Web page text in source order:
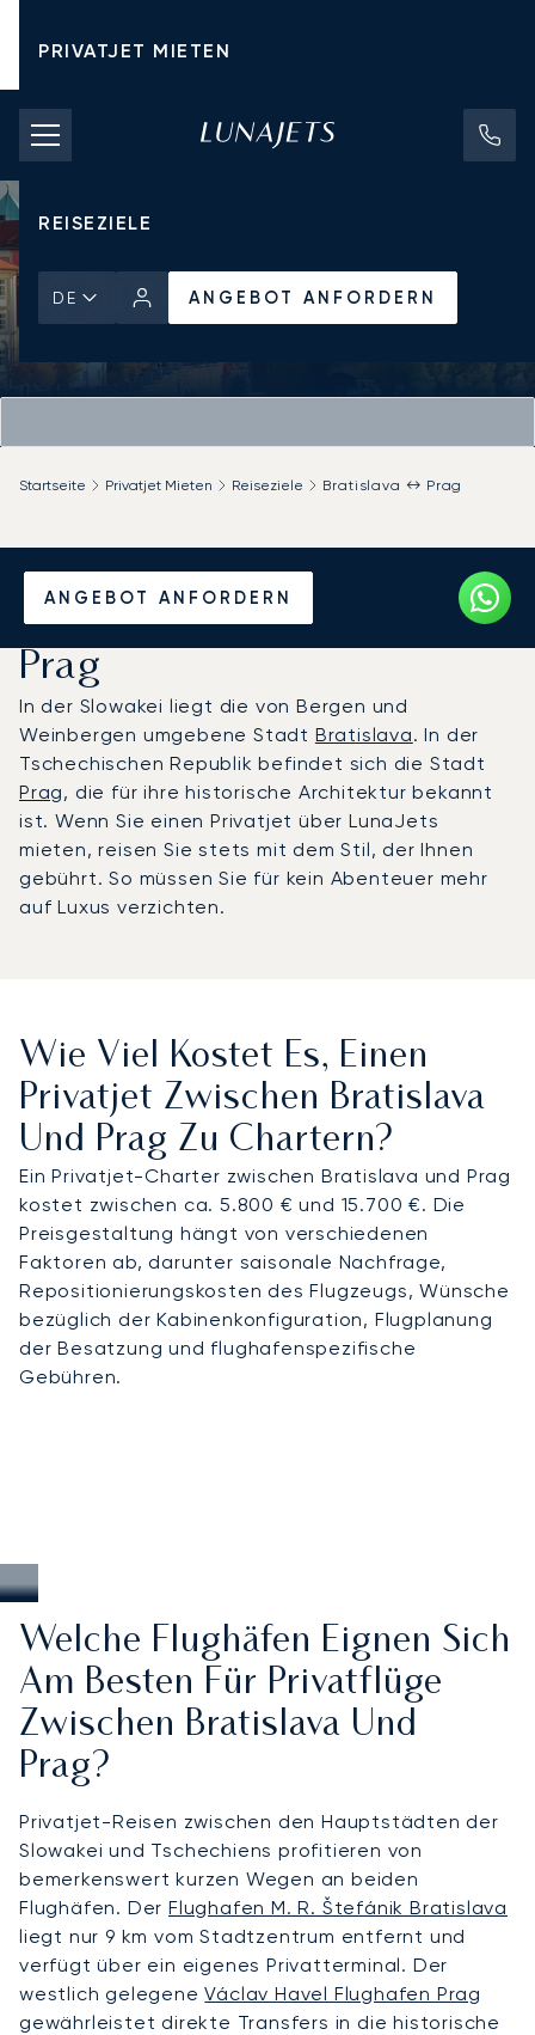
PRIVATJET MIETEN
CHARTERPREISE
PRIVATJETS
REISEZIELE
DE ANGEBOT ANFORDERN
ANGEBOT ANFORDERN
Startseite Privatjet Mieten Reiseziele Bratislava ↔ Prag
Mieten Sie einen Privatjet
zwischen Bratislava und
Prag
In der Slowakei liegt die von Bergen und
Weinbergen umgebene Stadt Bratislava. In der
Tschechischen Republik befindet sich die Stadt
Prag, die für ihre historische Architektur bekannt
ist. Wenn Sie einen Privatjet über LunaJets
mieten, reisen Sie stets mit dem Stil, der Ihnen
gebührt. So müssen Sie für kein Abenteuer mehr
auf Luxus verzichten.
Wie Viel Kostet Es, Einen
Privatjet Zwischen Bratislava
Und Prag Zu Chartern?
Ein Privatjet-Charter zwischen Bratislava und Prag
kostet zwischen ca. 5.800 € und 15.700 €. Die
Preisgestaltung hängt von verschiedenen
Faktoren ab, darunter saisonale Nachfrage,
Repositionierungskosten des Flugzeugs, Wünsche
bezüglich der Kabinenkonfiguration, Flugplanung
der Besatzung und flughafenspezifische
Gebühren.
Welche Flughäfen Eignen Sich
Am Besten Für Privatflüge
Zwischen Bratislava Und
Prag?
Privatjet-Reisen zwischen den Hauptstädten der
Slowakei und Tschechiens profitieren von
bemerkenswert kurzen Wegen an beiden
Flughäfen. DerFlughafen M. R. Štefánik Bratislava
liegt nur 9 km vom Stadtzentrum entfernt und
verfügt über ein eigenes Privatterminal. Der
westlich gelegeneVáclav Havel Flughafen Prag
gewährleistet direkte Transfers in die historische